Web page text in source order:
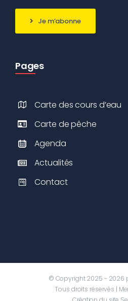
Je m’abonne
Pages
Carte des cours d’eau
Carte de pêche
Agenda
Actualités
Contact
© Copyright 2025 - 2026
Tous droits réservés |